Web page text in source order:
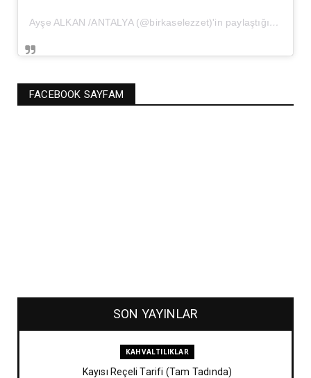
Ayşe ALKAN /ANTALYA (@birkaselezzet)'in paylaştığı bir gönderi
FACEBOOK SAYFAM
SON YAYINLAR
KAHVALTILIKLAR
Kayısı Reçeli Tarifi (Tam Tadında)